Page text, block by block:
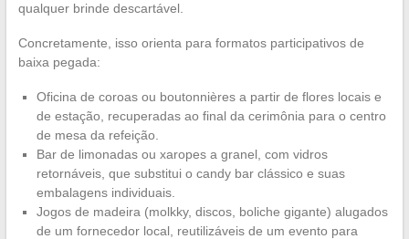
qualquer brinde descartável.
Concretamente, isso orienta para formatos participativos de
baixa pegada:
Oficina de coroas ou boutonnières a partir de flores locais e
de estação, recuperadas ao final da cerimônia para o centro
de mesa da refeição.
Bar de limonadas ou xaropes a granel, com vidros
retornáveis, que substitui o candy bar clássico e suas
embalagens individuais.
Jogos de madeira (molkky, discos, boliche gigante) alugados
de um fornecedor local, reutilizáveis de um evento para